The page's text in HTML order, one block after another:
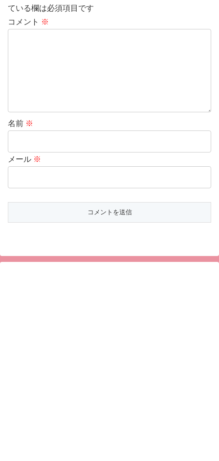
ている欄は必須項目です
コメント ※
名前 ※
メール ※